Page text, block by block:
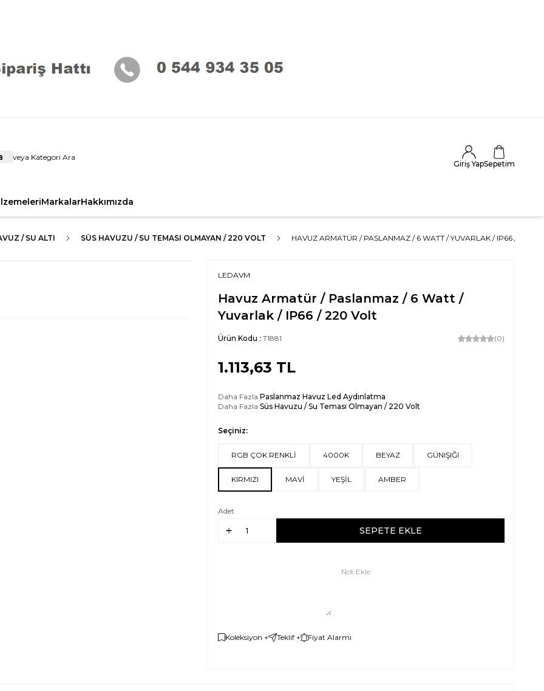
Giriş YapSepetim
MarkalarHakkımızda
/ SU ALTI SÜS HAVUZU / SU TEMASI OLMAYAN / 220 VOLT HAVUZ ARMATÜR / PASLANMAZ / 6 WATT / YUVARLAK / IP66 / 220
LEDAVM
Havuz Armatür / Paslanmaz / 6 Watt /
Yuvarlak / IP66 / 220 Volt
Ürün Kodu : T1881 (0)
1.113,63 TL
Daha Fazla Paslanmaz Havuz Led Aydınlatma
Daha Fazla Süs Havuzu / Su Teması Olmayan / 220 Volt
Seçiniz:
RGB ÇOK RENKLİ 4000K BEYAZ GÜNIŞIĞI
KIRMIZI MAVİ YEŞİL AMBER
Adet
SEPETE EKLE
Not Ekle
Koleksiyon + Teklif + Fiyat Alarmı